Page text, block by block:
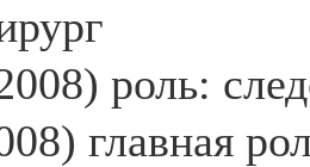
роль:
главная